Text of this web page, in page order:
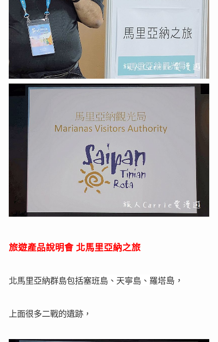
旅遊產品說明會 北馬里亞納之旅
北馬里亞納群島包括塞班島、天寧島、羅塔島，
上面很多二戰的遺跡，